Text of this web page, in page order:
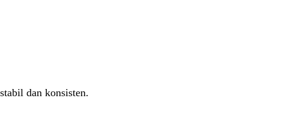
dan konsisten.